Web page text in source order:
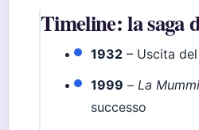
Timeline: la saga
1932 – Uscita
1999 –La
successo